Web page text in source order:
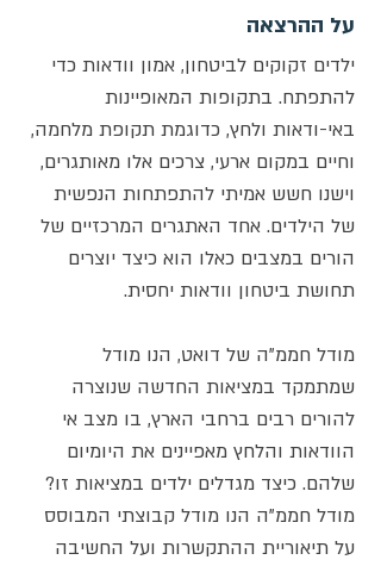
על ההרצאה
ילדים זקוקים לביטחון, אמון וודאות כדי
להתפתח. בתקופות המאופיינות
באי-ודאות ולחץ, כדוגמת תקופת מלחמה,
וחיים במקום ארעי, צרכים אלו מאותגרים,
וישנו חשש אמיתי להתפתחות הנפשית
של הילדים. אחד האתגרים המרכזיים של
הורים במצבים כאלו הוא כיצד יוצרים
תחושת ביטחון וודאות יחסית.
מודל חממ"ה של דואט, הנו מודל
שמתמקד במציאות החדשה שנוצרה
להורים רבים ברחבי הארץ, בו מצב אי
הוודאות והלחץ מאפיינים את היומיום
שלהם. כיצד מגדלים ילדים במציאות זו?
מודל חממ"ה הנו מודל קבוצתי המבוסס
על תיאוריית ההתקשרות ועל החשיבה